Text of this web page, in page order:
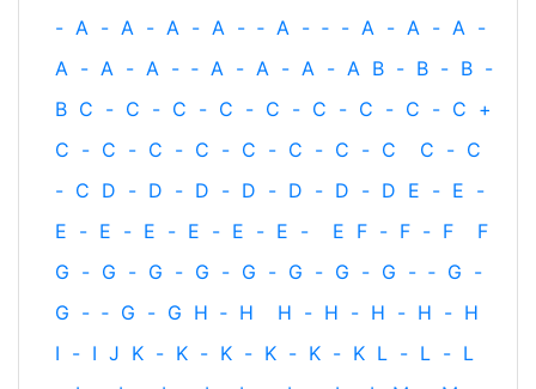
- A - A - A - A - ‐ A - ‐ - A - A - A -
A - A - A - ‐ A - A - A - A B - B - B -
B C - C - C - C - C - C - C - C - C +
C - C - C - C - C - C - C - C C - C
- C D - D - D - D - D - D - D E - E -
E - E - E - E - E - E - E F - F - F
F
G - G - G - G - G - G - G - G - ‐ G -
G - ‐ G - G H ‐ H H - H - H - H - H
I - I J K - K - K - K - K - K L - L - L